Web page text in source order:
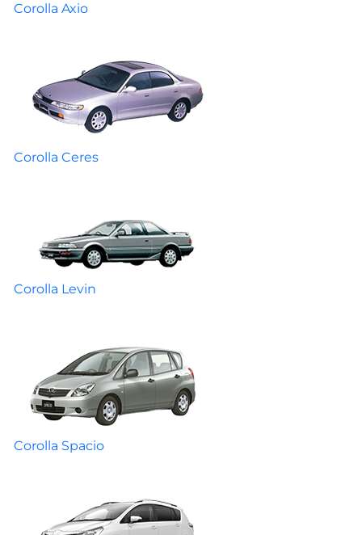
Corolla Axio
Corolla Ceres
Corolla Levin
Corolla Spacio